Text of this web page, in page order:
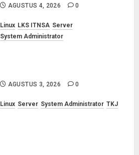
AGUSTUS 4, 2026 0
Linux LKS ITNSA Server
System Administrator
AGUSTUS 3, 2026 0
Linux Server System Administrator TKJ